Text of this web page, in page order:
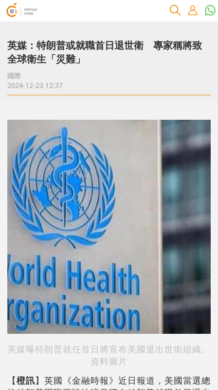
英媒：特朗普或就職首日退世衛 專家稱將致
全球衛生「災難」
國際
2024-12-23 12:37
英媒曝特朗普就任首日將宣布美國退出世衛組織。
資料圖片
【橙訊】英國《金融時報》近日報道，美國當選總